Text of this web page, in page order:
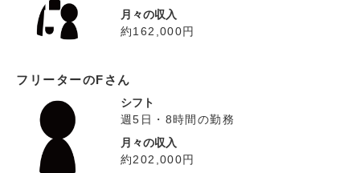
月々の収入
約162,000円
フリーターのFさん
シフト
週5日・8時間の勤務
月々の収入
約202,000円